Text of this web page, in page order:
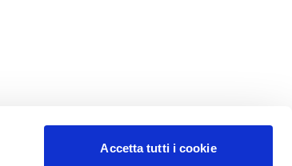
Accetta tutti i cookie